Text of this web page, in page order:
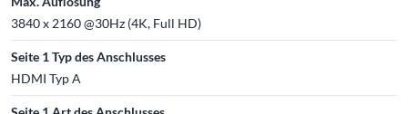
3840 x 2160 @30Hz (4K, Full HD)
Seite 1 Typ des Anschlusses
HDMI Typ A